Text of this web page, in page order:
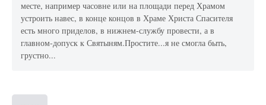
месте, например часовне или на площади перед Храмом
устроить навес, в конце концов в Храме Христа Спасителя
есть много приделов, в нижнем-службу провести, а в
главном-допуск к Святыням.Простите...я не смогла быть,
грустно...